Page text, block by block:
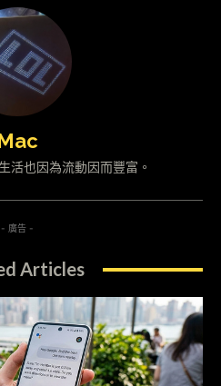
活也因為流動因而豐富。
- 廣告 -
Articles